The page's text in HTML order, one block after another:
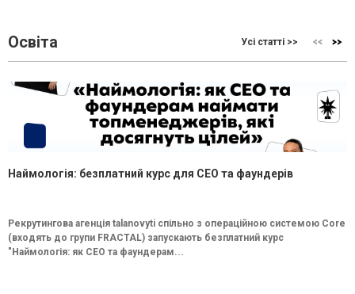
Освіта Усі статті >>
Наймологія: безплатний курс для CEO та фаундерів
Рекрутингова агенція talanovyti спільно з операційною системою Core
(входять до групи FRACTAL) запускають безплатний курс
"Наймологія: як СEO та фаундерам...